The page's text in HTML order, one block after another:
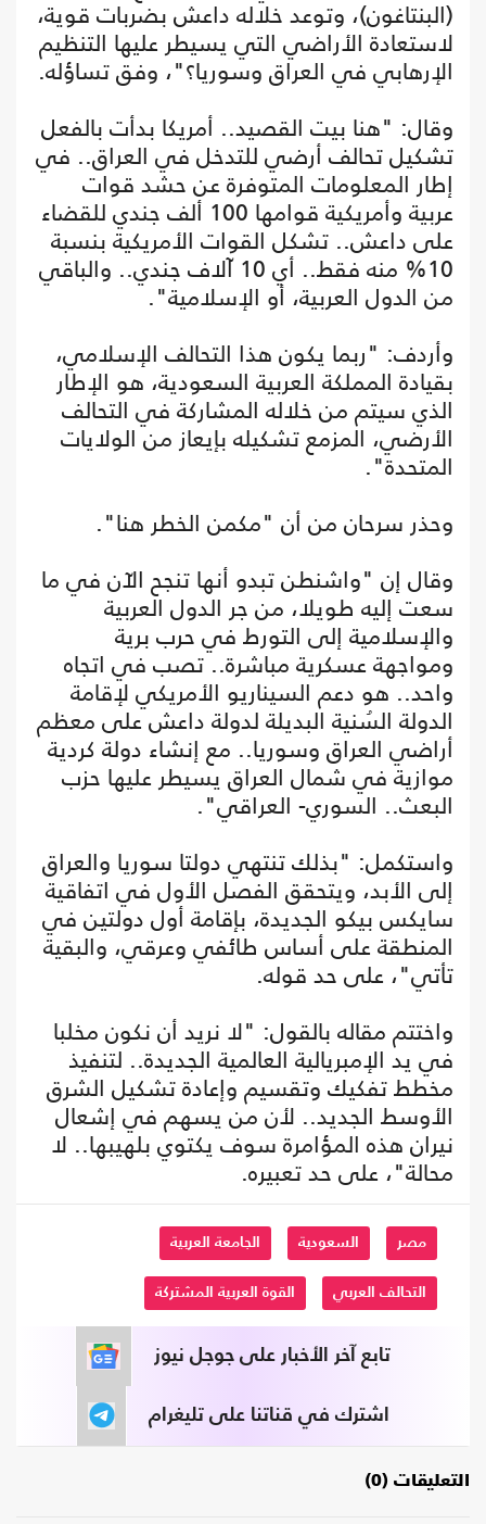
(البنتاغون)، وتوعد خلاله داعش بضربات قوية،
لاستعادة الأراضي التي يسيطر عليها التنظيم
الإرهابي في العراق وسوريا؟"، وفق تساؤله.
وقال: "هنا بيت القصيد.. أمريكا بدأت بالفعل
تشكيل تحالف أرضي للتدخل في العراق.. في
إطار المعلومات المتوفرة عن حشد قوات
عربية وأمريكية قوامها 100 ألف جندي للقضاء
على داعش.. تشكل القوات الأمريكية بنسبة
10% منه فقط.. أي 10 آلاف جندي.. والباقي
من الدول العربية، أو الإسلامية".
وأردف: "ربما يكون هذا التحالف الإسلامي،
بقيادة المملكة العربية السعودية، هو الإطار
الذي سيتم من خلاله المشاركة في التحالف
الأرضي، المزمع تشكيله بإيعاز من الولايات
المتحدة".
وحذر سرحان من أن "مكمن الخطر هنا".
وقال إن "واشنطن تبدو أنها تنجح الآن في ما
سعت إليه طويلا، من جر الدول العربية
والإسلامية إلى التورط في حرب برية
ومواجهة عسكرية مباشرة.. تصب في اتجاه
واحد.. هو دعم السيناريو الأمريكي لإقامة
الدولة السُنية البديلة لدولة داعش على معظم
أراضي العراق وسوريا.. مع إنشاء دولة كردية
موازية في شمال العراق يسيطر عليها حزب
البعث.. السوري- العراقي".
واستكمل: "بذلك تنتهي دولتا سوريا والعراق
إلى الأبد، ويتحقق الفصل الأول في اتفاقية
سايكس بيكو الجديدة، بإقامة أول دولتين في
المنطقة على أساس طائفي وعرقي، والبقية
تأتي"، على حد قوله.
واختتم مقاله بالقول: "لا نريد أن نكون مخلبا
في يد الإمبريالية العالمية الجديدة.. لتنفيذ
مخطط تفكيك وتقسيم وإعادة تشكيل الشرق
الأوسط الجديد.. لأن من يسهم في إشعال
نيران هذه المؤامرة سوف يكتوي بلهيبها.. لا
محالة"، على حد تعبيره.
مصر السعودية الجامعة العربية
التحالف العربي القوة العربية المشتركة
تابع آخر الأخبار على جوجل نيوز
اشترك في قناتنا على تليغرام
التعليقات (0)